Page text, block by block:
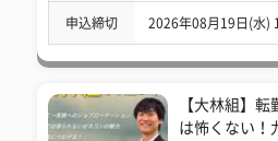
申込締切 2026年08月19日(水)
【大林組】
は怖くない！